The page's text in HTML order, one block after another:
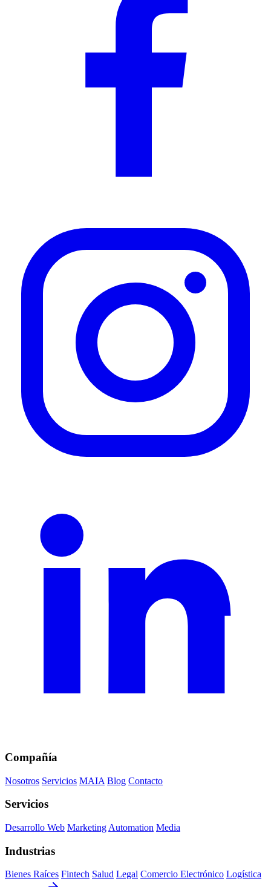
Compañía
Nosotros Servicios MAIA Blog Contacto
Servicios
Desarrollo Web Marketing Automation Media
Industrias
Bienes Raíces Fintech Salud Legal Comercio Electrónico Logística